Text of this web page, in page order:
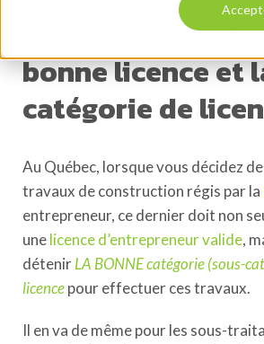
Est-il important
bonne licence et
catégorie de
Au Québec, lorsque vous décidez
travaux de construction régis par la
entrepreneur, ce dernier doit non
unelicence d’entrepreneur valide,
détenirLA BONNE catégorie (sous-
licencepour effectuer ces travaux.
Il en va de même pour les sous-